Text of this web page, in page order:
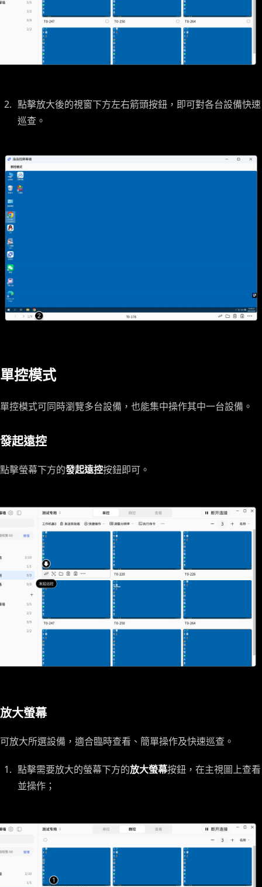
點擊放大後的視窗下方左右箭頭按鈕，即可對各台設備快速
巡查。
單控模式
單控模式可同時瀏覽多台設備，也能集中操作其中一台設備。
發起遠控
點擊螢幕下方的發起遠控按鈕即可。
放大螢幕
可放大所選設備，適合臨時查看、簡單操作及快速巡查。
點擊需要放大的螢幕下方的放大螢幕按鈕，在主視圖上查看
並操作；